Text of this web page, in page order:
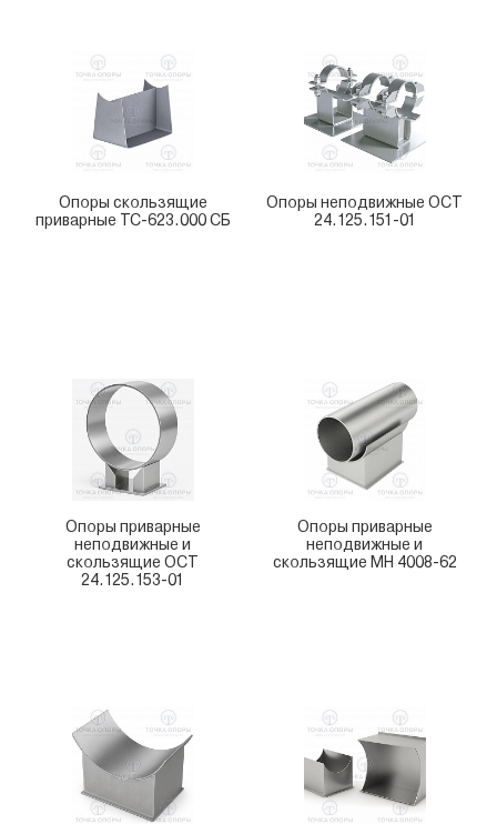
Опоры скользящие
приварные ТС-623.000 СБ
Опоры неподвижные ОСТ
24.125.151-01
Опоры приварные
неподвижные и
скользящие ОСТ
24.125.153-01
Опоры приварные
неподвижные и
скользящие МН 4008-62